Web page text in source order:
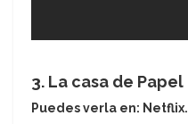
3. La casa de Papel
Puedes verla en: Netflix.